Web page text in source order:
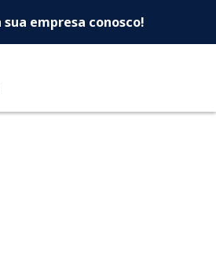
-
sua empresa conosco!